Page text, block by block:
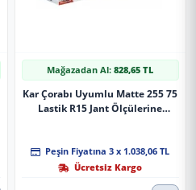
Mağazadan Al:828,65 TL
Kar Çorabı Uyumlu Matte 255 75
Lastik R15 Jant Ölçülerine
Peşin Fiyatına 3 x 1.038,06 TL
Ücretsiz Kargo